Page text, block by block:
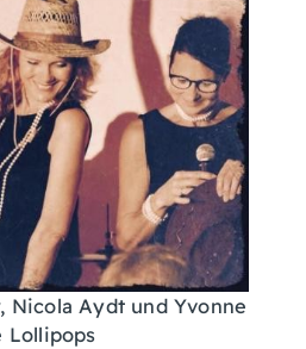
Nicola Aydt und Yvonne
Lollipops